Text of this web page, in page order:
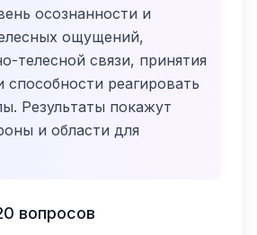
осознанности и
ощущений,
телесной связи, принятия
способности реагировать
Результаты покажут
и области для
вопросов